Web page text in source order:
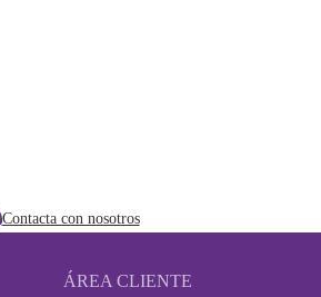
Contacta con nosotros
ÁREA CLIENTE